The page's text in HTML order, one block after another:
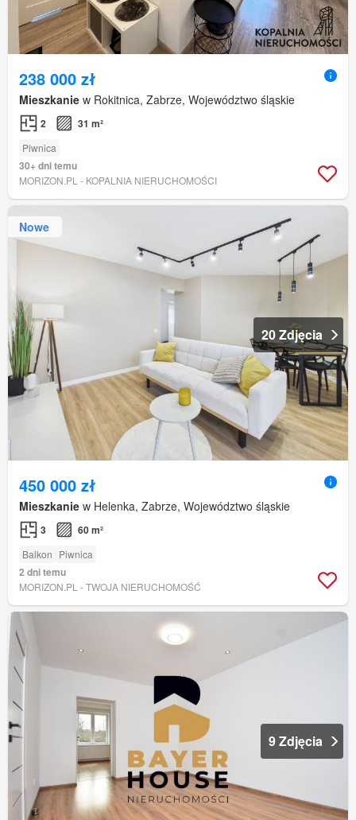
238 000 zł
Mieszkanie w Rokitnica, Zabrze, Województwo śląskie
2 31 m²
Piwnica
30+ dni temu
MORIZON.PL - KOPALNIA NIERUCHOMOŚCI
Nowe
20 Zdjęcia
450 000 zł
Mieszkanie w Helenka, Zabrze, Województwo śląskie
3 60 m²
Balkon Piwnica
2 dni temu
MORIZON.PL - TWOJA NIERUCHOMOŚĆ
9 Zdjęcia